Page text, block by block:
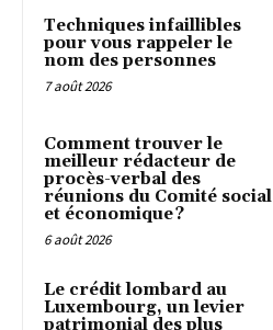
Techniques infaillibles
pour vous rappeler le
nom des personnes
7 août 2026
Comment trouver le
meilleur rédacteur de
procès-verbal des
réunions du Comité social
et économique ?
6 août 2026
Le crédit lombard au
Luxembourg, un levier
patrimonial des plus